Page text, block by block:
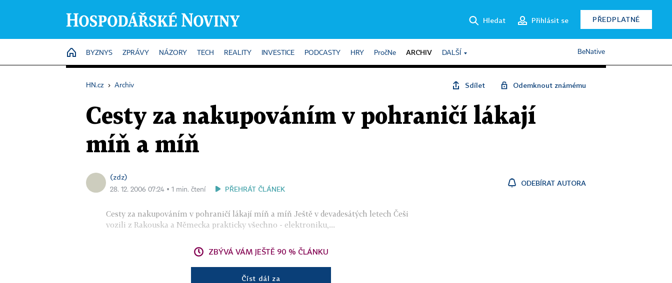
Hledat Přihlásit se PŘEDPLATNÉ
HOME
BYZNYS ZPRÁVY NÁZORY TECH REALITY INVESTICE PODCASTY HRY PročNe ARCHIV DALŠÍ BeNative
HN.cz › Archiv Sdílet Odemknout známému
Cesty za nakupováním v pohraničí lákají
míň a míň
(zdz)
28. 12. 2006 07:24 ▪ 1 min. čtení PŘEHRÁT ČLÁNEK
ODEBÍRAT AUTORA
Cesty za nakupováním v pohraničí lákají míň a míň Ještě v devadesátých letech Češi
vozili z Rakouska a Německa prakticky všechno - elektroniku,...
ZBÝVÁ VÁM JEŠTĚ 90 % ČLÁNKU
Číst dál za